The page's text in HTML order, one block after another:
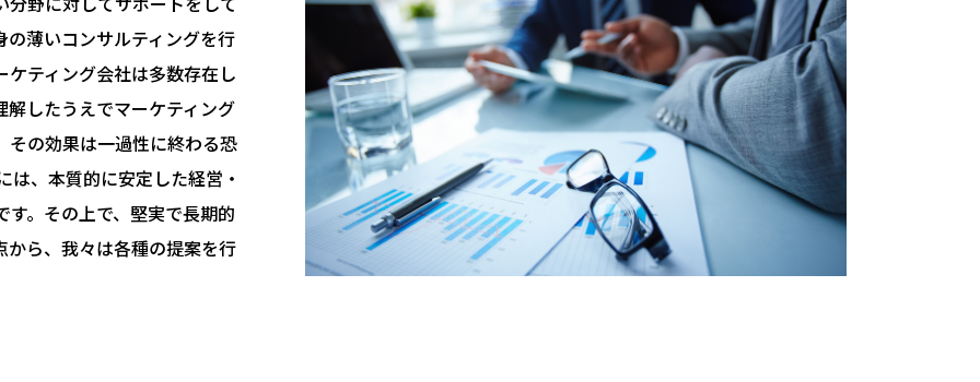
薄いコンサルティングを行
ティング会社は多数存在し
解したうえでマーケティング
その効果は一過性に終わる恐
は、本質的に安定した経営・
。その上で、堅実で長期的
から、我々は各種の提案を行